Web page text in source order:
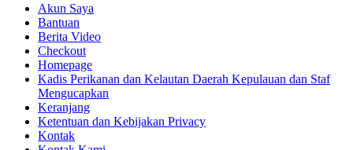
Akun Saya
Bantuan
Berita Video
Checkout
Homepage
Kadis Perikanan dan Kelautan Daerah Kepulauan dan Staf
Mengucapkan
Keranjang
Ketentuan dan Kebijakan Privacy
Kontak